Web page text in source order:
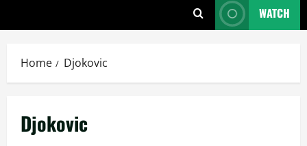
WATCH
Home Djokovic
Djokovic